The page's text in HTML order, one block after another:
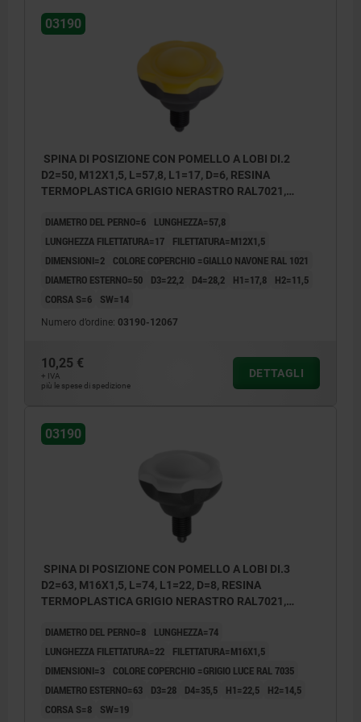
03190
SPINA DI POSIZIONE CON POMELLO A LOBI DI.2
D2=50, M12X1,5, L=57,8, L1=17, D=6, RESINA
TERMOPLASTICA GRIGIO NERASTRO RAL7021,
COPERCHIO:GIALLO RAL1021
DIAMETRO DEL PERNO=6
LUNGHEZZA=57,8
LUNGHEZZA FILETTATURA=17
FILETTATURA=M12X1,5
DIMENSIONI=2
COLORE COPERCHIO =GIALLO NAVONE RAL 1021
DIAMETRO ESTERNO=50
D3=22,2 D4=28,2 H1=17,8
H2=11,5
CORSA S=6
SW=14
Numero d’ordine: 03190-12067
10,25 €
+ IVA
più le spese di spedizione
DETTAGLI
03190
SPINA DI POSIZIONE CON POMELLO A LOBI DI.3
D2=63, M16X1,5, L=74, L1=22, D=8, RESINA
TERMOPLASTICA GRIGIO NERASTRO RAL7021,
COPERCHIO:GRIGIO RAL7035
DIAMETRO DEL PERNO=8
LUNGHEZZA=74
LUNGHEZZA FILETTATURA=22
FILETTATURA=M16X1,5
DIMENSIONI=3
COLORE COPERCHIO =GRIGIO LUCE RAL 7035
DIAMETRO ESTERNO=63
D3=28 D4=35,5 H1=22,5
H2=14,5
CORSA S=8
SW=19